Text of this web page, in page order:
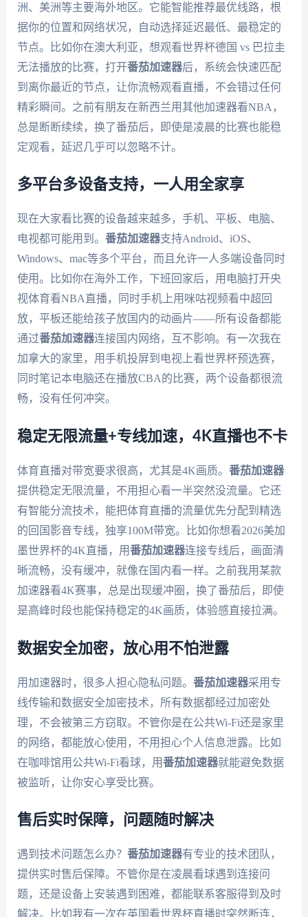
洲、美洲等主要海外地区。它能智能推荐最优线路，根
据你的位置和网络状况，自动选择延迟最低、最稳定的
节点。比如你在澳大利亚，想观看世界杯德国 vs 巴拉圭
无法播放的比赛，打开番茄加速器后，系统会快速匹配
到离你最近的节点，让你流畅观看直播，不会错过任何
精彩瞬间。之前有朋友在新西兰用其他加速器看NBA，
总是断断续续，换了番茄后，即使是凌晨的比赛也能稳
定观看，延迟几乎可以忽略不计。
多平台多设备支持，一人用全家享
现在大家看比赛的设备越来越多，手机、平板、电脑、
电视都可能用到。 番茄加速器支持Android、iOS、
Windows、mac等多个平台，而且允许一人多端设备同时
使用。比如你在海外工作，下班回家后，用电脑打开央
视体育看NBA直播，同时手机上用咪咕视频看中超回
放，平板还能给孩子放国内的动画片——所有设备都能
通过番茄加速器连接国内网络，互不影响。有一次我在
加拿大的家里，用手机投屏到电视上看世界杯预选赛，
同时笔记本电脑还在播放CBA的比赛，两个设备都很流
畅，没有任何冲突。
稳定无限流量+专线加速，4K直播也不卡
体育直播对带宽要求很高，尤其是4K画质。 番茄加速器
提供稳定无限流量，不用担心看一半突然没流量。它还
有智能分流技术，能把体育直播的流量优先分配到精选
的回国影音专线，独享100M带宽。比如你想看2026美加
墨世界杯的4K直播，用番茄加速器连接专线后，画面清
晰流畅，没有缓冲，就像在国内看一样。之前我用某款
加速器看4K赛事，总是出现缓冲圈，换了番茄后，即使
是高峰时段也能保持稳定的4K画质，体验感直接拉满。
数据安全加密，放心用不怕泄露
用加速器时，很多人担心隐私问题。 番茄加速器采用专
线传输和数据安全加密技术，所有数据都经过加密处
理，不会被第三方窃取。不管你是在公共Wi-Fi还是家里
的网络，都能放心使用，不用担心个人信息泄露。比如
在咖啡馆用公共Wi-Fi看球，用番茄加速器就能避免数据
被监听，让你安心享受比赛。
售后实时保障，问题随时解决
遇到技术问题怎么办？ 番茄加速器有专业的技术团队，
提供实时售后保障。不管你是在凌晨看球遇到连接问
题，还是设备上安装遇到困难，都能联系客服得到及时
解决。比如我有一次在英国看世界杯直播时突然断连，